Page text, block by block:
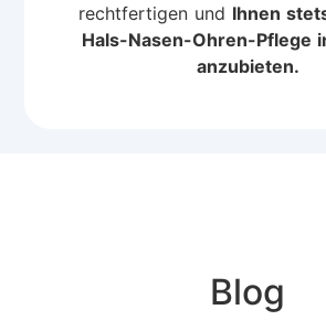
rechtfertigen und Ihnen
Hals-Nasen-Ohren-Pflege
anzubieten.
Blog